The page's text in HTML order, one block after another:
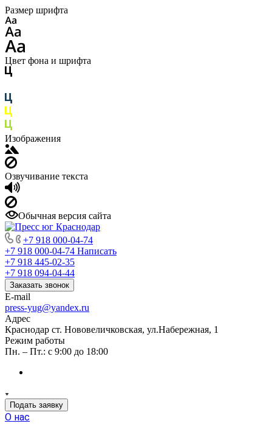
Размер шрифта
Цвет фона и шрифта
Изображения
Озвучивание текста
Обычная версия сайта
+7 918 000-04-74
+7 918 000-04-74 Написать
+7 918 445-02-35
+7 918 094-04-44
Заказать звонок
E-mail
press-yug@yandex.ru
Адрес
Краснодар ст. Нововеличковская, ул.Набережная, 1
Режим работы
Пн. – Пт.: с 9:00 до 18:00
Подать заявку
О нас